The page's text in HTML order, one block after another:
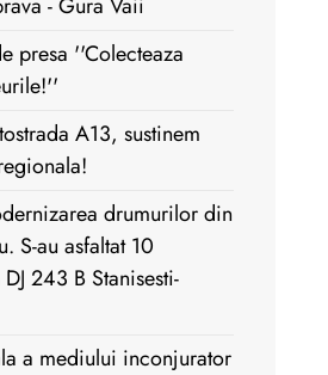
presa ''Colecteaza
A13, sustinem
drumurilor din
S-au asfaltat 10
243 B Stanisesti-
a mediului inconjurator